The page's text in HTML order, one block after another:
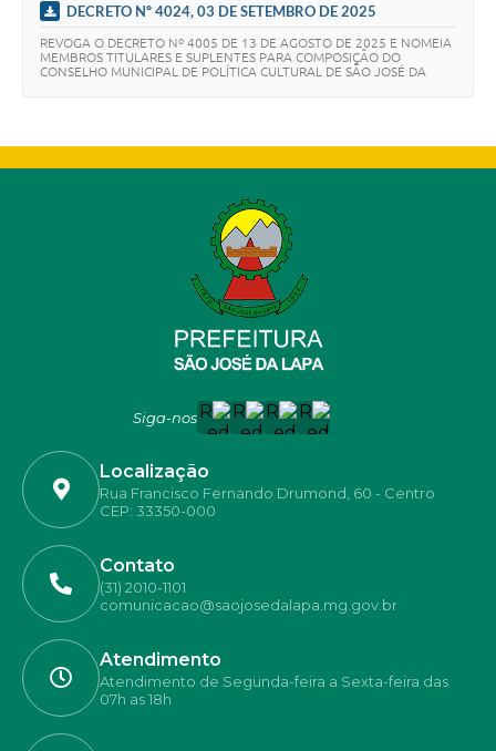
DECRETO Nº 4024, 03 DE SETEMBRO DE 2025
REVOGA O DECRETO Nº 4005 DE 13 DE AGOSTO DE 2025 E NOMEIA
MEMBROS TITULARES E SUPLENTES PARA COMPOSIÇÃO DO
CONSELHO MUNICIPAL DE POLÍTICA CULTURAL DE SÃO JOSÉ DA
Siga-nos
Localização
Rua Francisco Fernando Drumond, 60 - Centro
CEP: 33350-000
Contato
(31) 2010-1101
comunicacao@saojosedalapa.mg.gov.br
Atendimento
Atendimento de Segunda-feira a Sexta-feira das
07h as 18h